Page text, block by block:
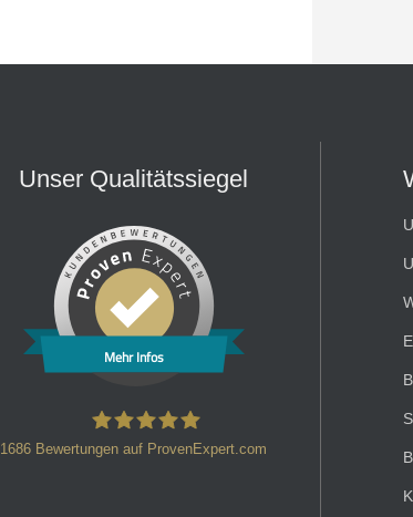
Unser Qualitätssiegel
Mehr Infos
1686 Bewertungen auf ProvenExpert.com